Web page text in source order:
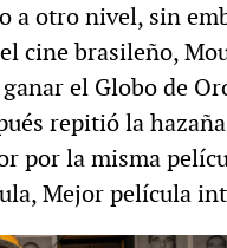
a otro nivel, sin
cine brasileño,
el Globo de
repitió la
por la misma
Mejor película